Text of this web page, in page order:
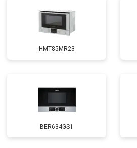
HMT85MR23
BER634GS1